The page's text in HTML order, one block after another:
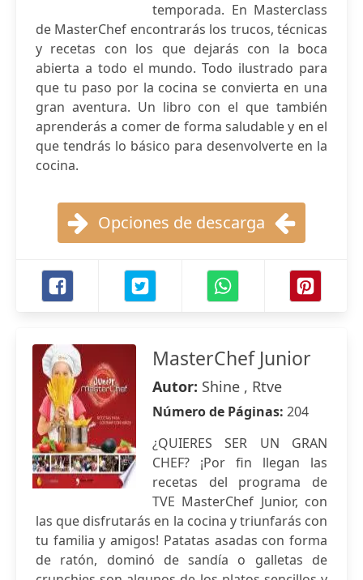
temporada. En Masterclass
de MasterChef encontrarás los trucos, técnicas
y recetas con los que dejarás con la boca
abierta a todo el mundo. Todo ilustrado para
que tu paso por la cocina se convierta en una
gran aventura. Un libro con el que también
aprenderás a comer de forma saludable y en el
que tendrás lo básico para desenvolverte en la
cocina.
Opciones de descarga
MasterChef Junior
Autor: Shine , Rtve
Número de Páginas: 204
¿QUIERES SER UN GRAN
CHEF? ¡Por fin llegan las
recetas del programa de
TVE MasterChef Junior, con
las que disfrutarás en la cocina y triunfarás con
tu familia y amigos! Patatas asadas con forma
de ratón, dominó de sandía o galletas de